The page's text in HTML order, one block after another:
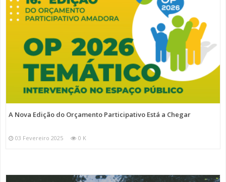
A Nova Edição do Orçamento Participativo Está a Chegar
03 Fevereiro 2025 0 K